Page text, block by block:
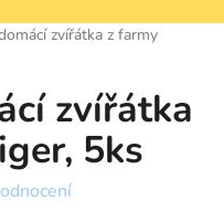
zvířátka z farmy
zvířátka
5ks